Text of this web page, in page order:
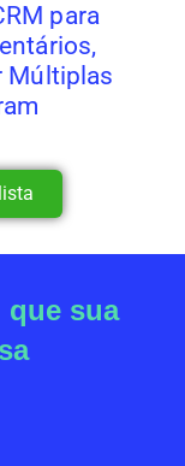
para
Múltiplas
que sua